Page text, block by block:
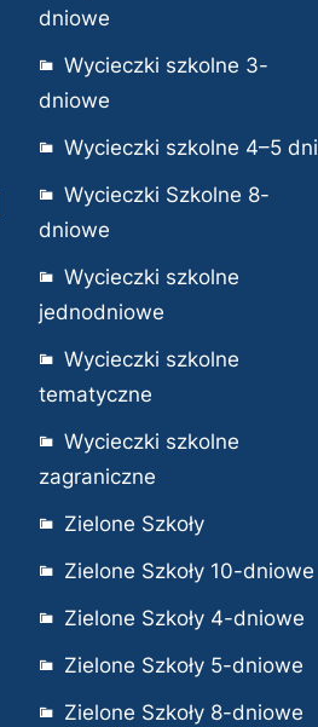
dniowe
Wycieczki szkolne 3-
dniowe
Wycieczki szkolne 4–5 dni
Wycieczki Szkolne 8-
dniowe
Wycieczki szkolne
jednodniowe
Wycieczki szkolne
tematyczne
Wycieczki szkolne
zagraniczne
Zielone Szkoły
Zielone Szkoły 10-dniowe
Zielone Szkoły 4-dniowe
Zielone Szkoły 5-dniowe
Zielone Szkoły 8-dniowe